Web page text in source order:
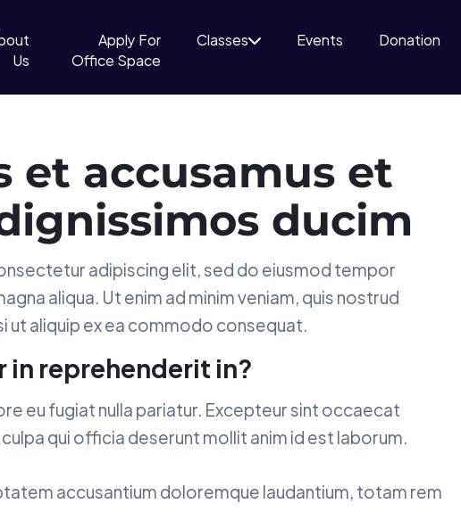
Us
Apply For
Office Space
Classes Events Donation
et accusamus et
ducim
adipiscing elit, sed do eiusmod tempor
aliqua. Ut enim ad minim veniam, quis nostrud
ut aliquip exea commodo consequat.
in reprehenderit in?
eu fugiat nulla pariatur. Excepteur sint occaecat
qui officia deserunt mollit anim id est laborum.
accusantium doloremque laudantium, totam rem